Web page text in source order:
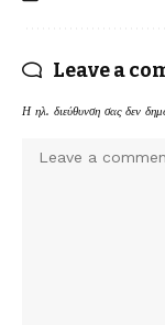
Leave a
Η ηλ. διεύθυνση σας δεν